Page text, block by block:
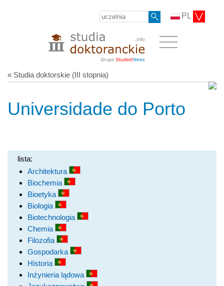
PL
« Studia doktorskie (III stopnia)
Universidade do Porto
lista:
Architektura
Biochemia
Bioetyka
Biologia
Biotechnologia
Chemia
Filozofia
Gospodarka
Historia
Inżynieria lądowa